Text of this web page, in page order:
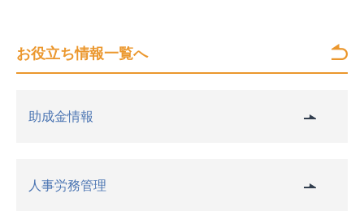
お役立ち情報一覧へ
助成金情報
人事労務管理